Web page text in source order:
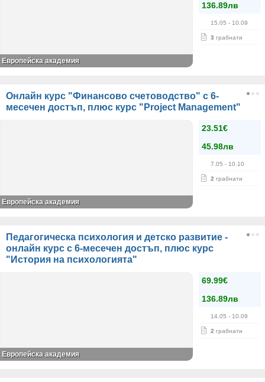
136.89лв
15.05 - 10.09
3 грабнати
Европейска академия
Онлайн курс "Финансово счетоводство" с 6-
месечен достъп, плюс курс "Project Management"
23.51€
45.98лв
7.05 - 10.10
2 грабнати
Европейска академия
Педагогическа психология и детско развитие -
онлайн курс с 6-месечен достъп, плюс курс
"История на психологията"
69.99€
136.89лв
14.05 - 10.09
2 грабнати
Европейска академия